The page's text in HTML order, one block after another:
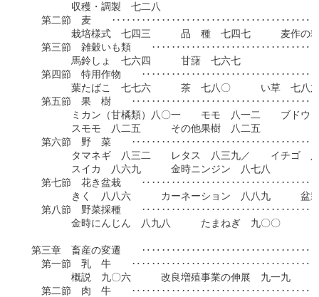
収穫・調製　七二八
第二節　麦　　
栽培様式　七四三　　　品　種　七四七　　　麦作の耕
第三節　雑穀いも類　　
馬鈴しょ　七六四　　　甘藷　七六七
第四節　特用作物　　
葉たばこ　七七六　　　茶　七八〇　　　い草　七八六　
第五節　果　樹　　
ミカン（甘橘類）八〇一　　モモ　八一二　　ブドウ　八
スモモ　八二五　　　その他果樹　八二五
第六節　野　菜　　
タマネギ　八三二　　レタス　八三九／　　イチゴ　八四
スイカ　八六九　　　金時ニンジン　八七八
第七節　花き盆栽　　
きく　八八六　　　カーネーション　八八九　　　盆栽
第八節　野菜採種　　
金時にんじん　八九八　　　たまねぎ　九〇〇
第三章　畜産の変遷　　
第一節　乳　牛　　
概説　九〇六　　　改良増殖事業の伸展　九一九　　　
第二節　肉　牛　　